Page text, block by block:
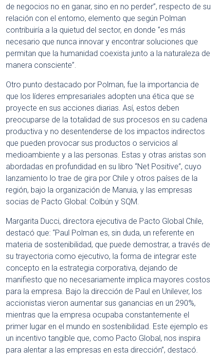
de negocios no en ganar, sino en no perder”, respecto de su
relación con el entorno, elemento que según Polman
contribuiría a la quietud del sector, en donde “es más
necesario que nunca innovar y encontrar soluciones que
permitan que la humanidad coexista junto a la naturaleza de
manera consciente”.
Otro punto destacado por Polman, fue la importancia de
que los líderes empresariales adopten una ética que se
proyecte en sus acciones diarias. Así, estos deben
preocuparse de la totalidad de sus procesos en su cadena
productiva y no desentenderse de los impactos indirectos
que pueden provocar sus productos o servicios al
medioambiente y a las personas. Estas y otras aristas son
abordadas en profundidad en su libro “Net Positive”, cuyo
lanzamiento lo trae de gira por Chile y otros países de la
región, bajo la organización de Manuia, y las empresas
socias de Pacto Global: Colbún y SQM.
Margarita Ducci, directora ejecutiva de Pacto Global Chile,
destacó que: “Paul Polman es, sin duda, un referente en
materia de sostenibilidad, que puede demostrar, a través de
su trayectoria como ejecutivo, la forma de integrar este
concepto en la estrategia corporativa, dejando de
manifiesto que no necesariamente implica mayores costos
para la empresa. Bajo la dirección de Paul en Unilever, los
accionistas vieron aumentar sus ganancias en un 290%,
mientras que la empresa ocupaba constantemente el
primer lugar en el mundo en sostenibilidad. Este ejemplo es
un incentivo tangible que, como Pacto Global, nos inspira
para alentar a las empresas en esta dirección”, destacó.